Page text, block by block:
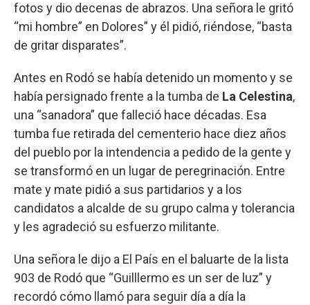
fotos y dio decenas de abrazos. Una señora le gritó
“mi hombre” en Dolores” y él pidió, riéndose, “basta
de gritar disparates”.
Antes en Rodó se había detenido un momento y se
había persignado frente a la tumba de La Celestina,
una “sanadora” que falleció hace décadas. Esa
tumba fue retirada del cementerio hace diez años
del pueblo por la intendencia a pedido de la gente y
se transformó en un lugar de peregrinación. Entre
mate y mate pidió a sus partidarios y a los
candidatos a alcalde de su grupo calma y tolerancia
y les agradeció su esfuerzo militante.
Una señora le dijo a El País en el baluarte de la lista
903 de Rodó que “Guilllermo es un ser de luz” y
recordó cómo llamó para seguir día a día la